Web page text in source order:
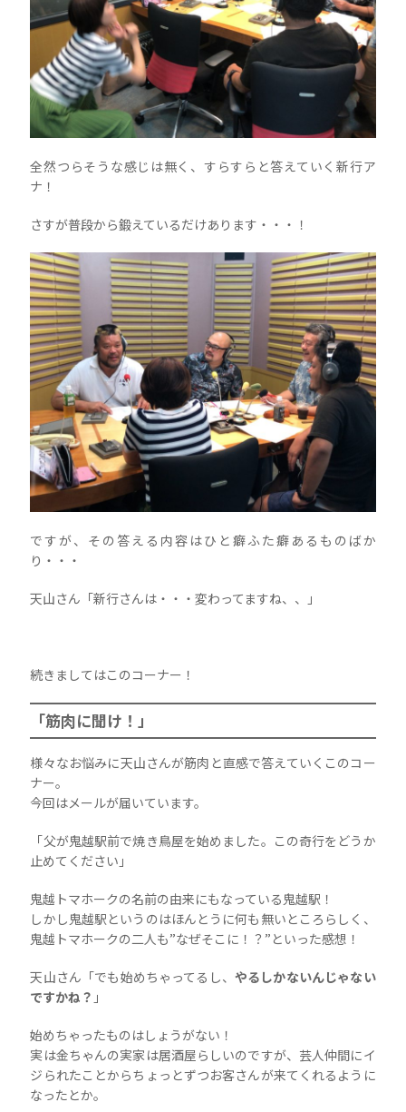
全然つらそうな感じは無く、すらすらと答えていく新行ア
ナ！
さすが普段から鍛えているだけあります・・・！
ですが、その答える内容はひと癖ふた癖あるものばか
り・・・
天山さん「新行さんは・・・変わってますね、、」
続きましてはこのコーナー！
「筋肉に聞け！」
様々なお悩みに天山さんが筋肉と直感で答えていくこのコー
ナー。
今回はメールが届いています。
「父が鬼越駅前で焼き鳥屋を始めました。この奇行をどうか
止めてください」
鬼越トマホークの名前の由来にもなっている鬼越駅！
しかし鬼越駅というのはほんとうに何も無いところらしく、
鬼越トマホークの二人も”なぜそこに！？”といった感想！
天山さん「でも始めちゃってるし、 やるしかないんじゃない
ですかね？ 」
始めちゃったものはしょうがない！
実は金ちゃんの実家は居酒屋らしいのですが、芸人仲間にイ
ジられたことからちょっとずつお客さんが来てくれるように
なったとか。